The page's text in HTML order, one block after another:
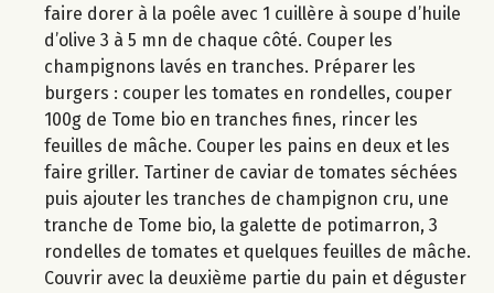
faire dorer à la poêle avec 1 cuillère à soupe d’huile
d’olive 3 à 5 mn de chaque côté. Couper les
champignons lavés en tranches. Préparer les
burgers : couper les tomates en rondelles, couper
100g de Tome bio en tranches fines, rincer les
feuilles de mâche. Couper les pains en deux et les
faire griller. Tartiner de caviar de tomates séchées
puis ajouter les tranches de champignon cru, une
tranche de Tome bio, la galette de potimarron, 3
rondelles de tomates et quelques feuilles de mâche.
Couvrir avec la deuxième partie du pain et déguster